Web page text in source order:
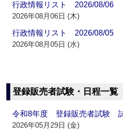
行政情報リスト 2026/08/06
2026年08月06日 (木)
行政情報リスト 2026/08/05
2026年08月05日 (水)
登録販売者試験・日程一覧
令和8年度 登録販売者試験
2026年05月29日 (金)